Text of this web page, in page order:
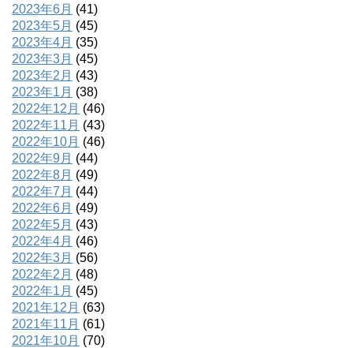
2023年6月 (41)
2023年5月 (45)
2023年4月 (35)
2023年3月 (45)
2023年2月 (43)
2023年1月 (38)
2022年12月 (46)
2022年11月 (43)
2022年10月 (46)
2022年9月 (44)
2022年8月 (49)
2022年7月 (44)
2022年6月 (49)
2022年5月 (43)
2022年4月 (46)
2022年3月 (56)
2022年2月 (48)
2022年1月 (45)
2021年12月 (63)
2021年11月 (61)
2021年10月 (70)